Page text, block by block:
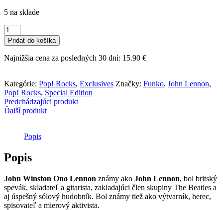
5 na sklade
množstvo
Funko
POP!
Rocks
Lennon
(Special
Edition)
Pridať do košíka
Najnižšia cena za posledných 30 dní: 15.90 €
Kategórie: Pop! Rocks, Exclusives Značky: Funko, John Lennon,
Pop! Rocks, Special Edition
Predchádzajúci produkt
Ďalší produkt
Popis
Popis
John Winston Ono Lennon známy ako John Lennon, bol britský
spevák, skladateľ a gitarista, zakladajúci člen skupiny The Beatles a
aj úspešný sólový hudobník. Bol známy tiež ako výtvarník, herec,
spisovateľ a mierový aktivista.